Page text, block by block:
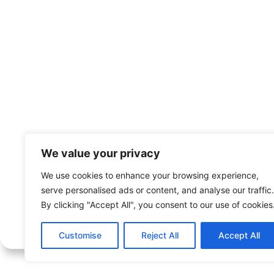
We value your privacy
We use cookies to enhance your browsing experience,
serve personalised ads or content, and analyse our traffic.
By clicking "Accept All", you consent to our use of cookies.
Customise Reject All Accept All
Ponte en contacto con nosotros, ¡estaremos